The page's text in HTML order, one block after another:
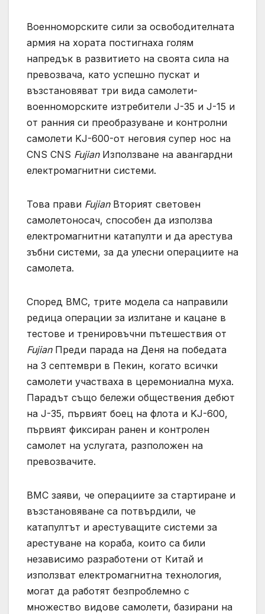
Военноморските сили за освободителната
армия на хората постигнаха голям
напредък в развитието на своята сила на
превозвача, като успешно пускат и
възстановяват три вида самолети-
военноморските изтребители J-35 и J-15 и
от ранния си преобразуване и контролни
самолети KJ-600-от неговия супер нос на
CNS CNS FujianИзползване на авангардни
електромагнитни системи.
Това прави FujianВторият световен
самолетоносач, способен да използва
електромагнитни катапулти и да арестува
зъбни системи, за да улесни операциите на
самолета.
Според ВМС, трите модела са направили
редица операции за излитане и кацане в
тестове и тренировъчни пътешествия от
FujianПреди парада на Деня на победата
на 3 септември в Пекин, когато всички
самолети участваха в церемониална муха.
Парадът също бележи обществения дебют
на J-35, първият боец ​​на флота и KJ-600,
първият фиксиран ранен и контролен
самолет на услугата, разположен на
превозвачите.
ВМС заяви, че операциите за стартиране и
възстановяване са потвърдили, че
катапултът и арестуващите системи за
арестуване на кораба, които са били
независимо разработени от Китай и
използват електромагнитна технология,
могат да работят безпроблемно с
множество видове самолети, базирани на